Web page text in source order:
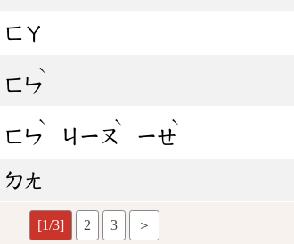
ㄈㄚ
ㄈㄣ
ˋ
ㄈㄣ
ˋ
ㄐㄧㄡ
ˋ
ㄧㄝ
ˋ
ㄉㄤ
[1/3] 2 3 ＞